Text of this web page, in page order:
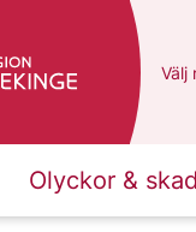
Du
Välj
Olyckor &